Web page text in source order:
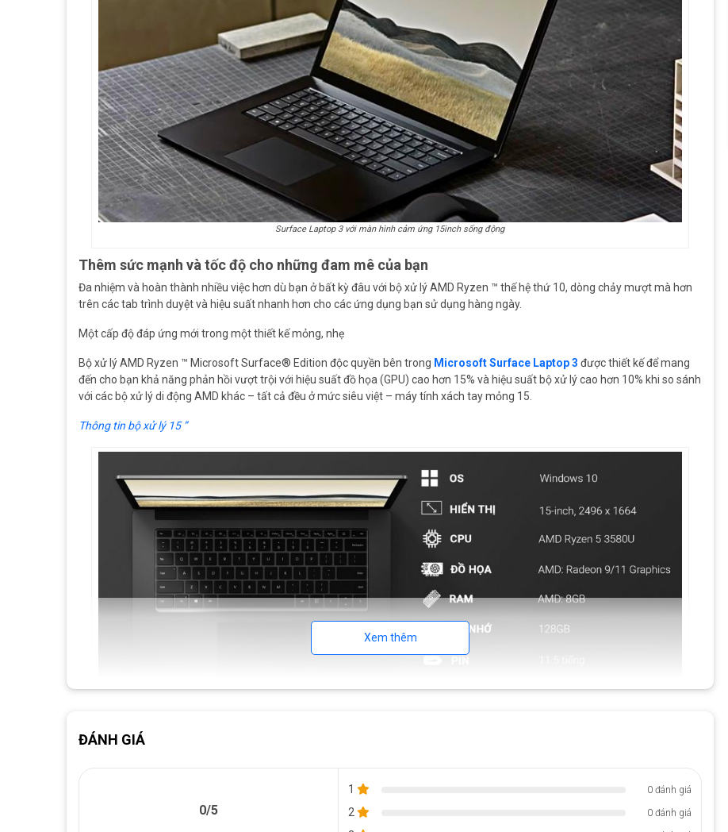
Surface Laptop 3 với màn hình cảm ứng 15inch sống động
Thêm sức mạnh và tốc độ cho những đam mê của bạn
Đa nhiệm và hoàn thành nhiều việc hơn dù bạn ở bất kỳ đâu với bộ xử lý AMD Ryzen ™ thế hệ thứ 10, dòng chảy mượt mà hơn
trên các tab trình duyệt và hiệu suất nhanh hơn cho các ứng dụng bạn sử dụng hàng ngày.
Một cấp độ đáp ứng mới trong một thiết kế mỏng, nhẹ
Bộ xử lý AMD Ryzen ™ Microsoft Surface® Edition độc quyền bên trong Microsoft Surface Laptop 3 được thiết kế để mang
đến cho bạn khả năng phản hồi vượt trội với hiệu suất đồ họa (GPU) cao hơn 15% và hiệu suất bộ xử lý cao hơn 10% khi so sánh
với các bộ xử lý di động AMD khác – tất cả đều ở mức siêu việt – máy tính xách tay mỏng 15.
Thông tin bộ xử lý 15 ”
Làm việc, giải trí và kết nối mọi lúc mọi nơi
giúp bạn hoàn thành công việc một cách dễ dàng. Hãy sáng tạo, làm việc và giải trí theo cách của
bạn, đồng thời thể hiện và âm thanh tốt nhất của bạn trong các cuộc gọi điện video.
Xem thêm
ĐÁNH GIÁ
0/5
1 0 đánh giá
2 0 đánh giá